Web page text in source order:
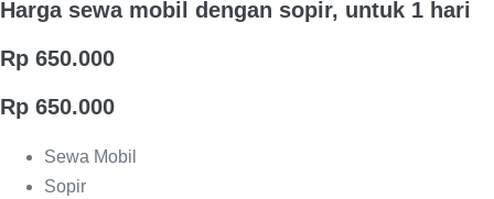
Harga sewa mobil dengan sopir, untuk 1 hari
Rp 650.000
Rp 650.000
Sewa Mobil
Sopir